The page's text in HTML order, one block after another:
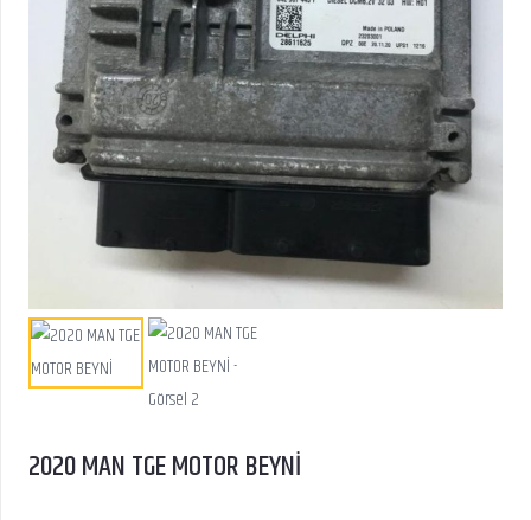
2020 MAN TGE MOTOR BEYNİ